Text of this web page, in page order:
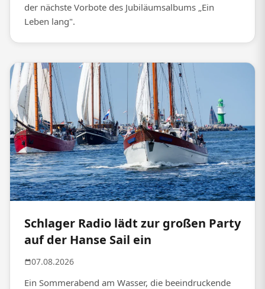
der nächste Vorbote des Jubiläumsalbums „Ein
Leben lang".
Schlager Radio lädt zur großen Party
auf der Hanse Sail ein
07.08.2026
Ein Sommerabend am Wasser, die beeindruckende